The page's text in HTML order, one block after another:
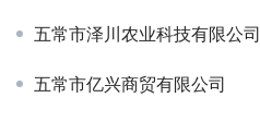
五常市泽川农业科技有限公司
五常市亿兴商贸有限公司